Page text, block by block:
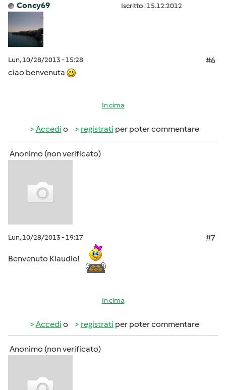
Concy69 Iscritto : 15.12.2012
Lun, 10/28/2013 - 15:28
#6
ciao benvenuta
In cima
Accedi o registrati per poter commentare
Anonimo (non verificato)
Lun, 10/28/2013 - 19:17 #7
Benvenuto Klaudio!
In cima
Accedi o registrati per poter commentare
Anonimo (non verificato)